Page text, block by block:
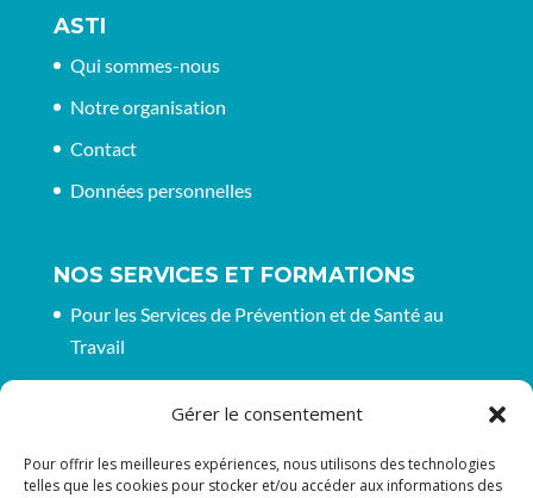
Gérer le consentement
Pour offrir les meilleures expériences, nous utilisons des technologies
telles que les cookies pour stocker et/ou accéder aux informations des
ASTI
Qui sommes-nous
Notre organisation
Contact
Données personnelles
NOS SERVICES ET FORMATIONS
Pour les Services de Prévention et de Santé au
Travail